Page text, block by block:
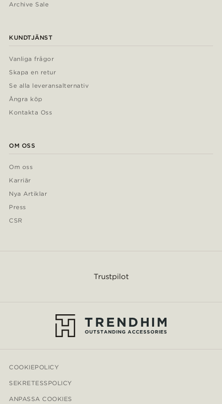
Archive Sale
KUNDTJÄNST
Vanliga frågor
Skapa en retur
Se alla leveransalternativ
Ångra köp
Kontakta Oss
OM OSS
Om oss
Karriär
Nya Artiklar
Press
CSR
Trustpilot
COOKIEPOLICY
SEKRETESSPOLICY
ANPASSA COOKIES